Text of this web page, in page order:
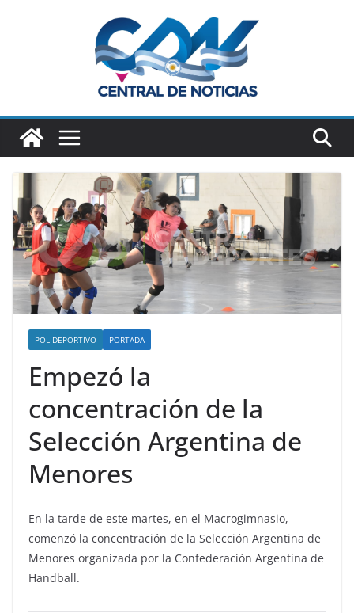
POLIDEPORTIVO PORTADA
Empezó la
concentración de la
Selección Argentina de
Menores
En la tarde de este martes, en el Macrogimnasio,
comenzó la concentración de la Selección Argentina de
Menores organizada por la Confederación Argentina de
Handball.